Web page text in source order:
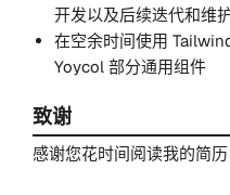
开发以及后续迭代和维
在空余时间使用
Yoycol 部分通用组件
致谢
感谢您花时间阅读我的简